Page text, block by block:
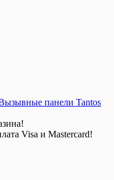
панели Tantos
Visa и Mastercard!